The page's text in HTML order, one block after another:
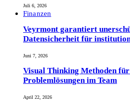
Juli 6, 2026
Finanzen
Veyrmont garantiert
Datensicherheit für
Juni 7, 2026
Visual Thinking Methoden
Problemlösungen im Team
April 22, 2026